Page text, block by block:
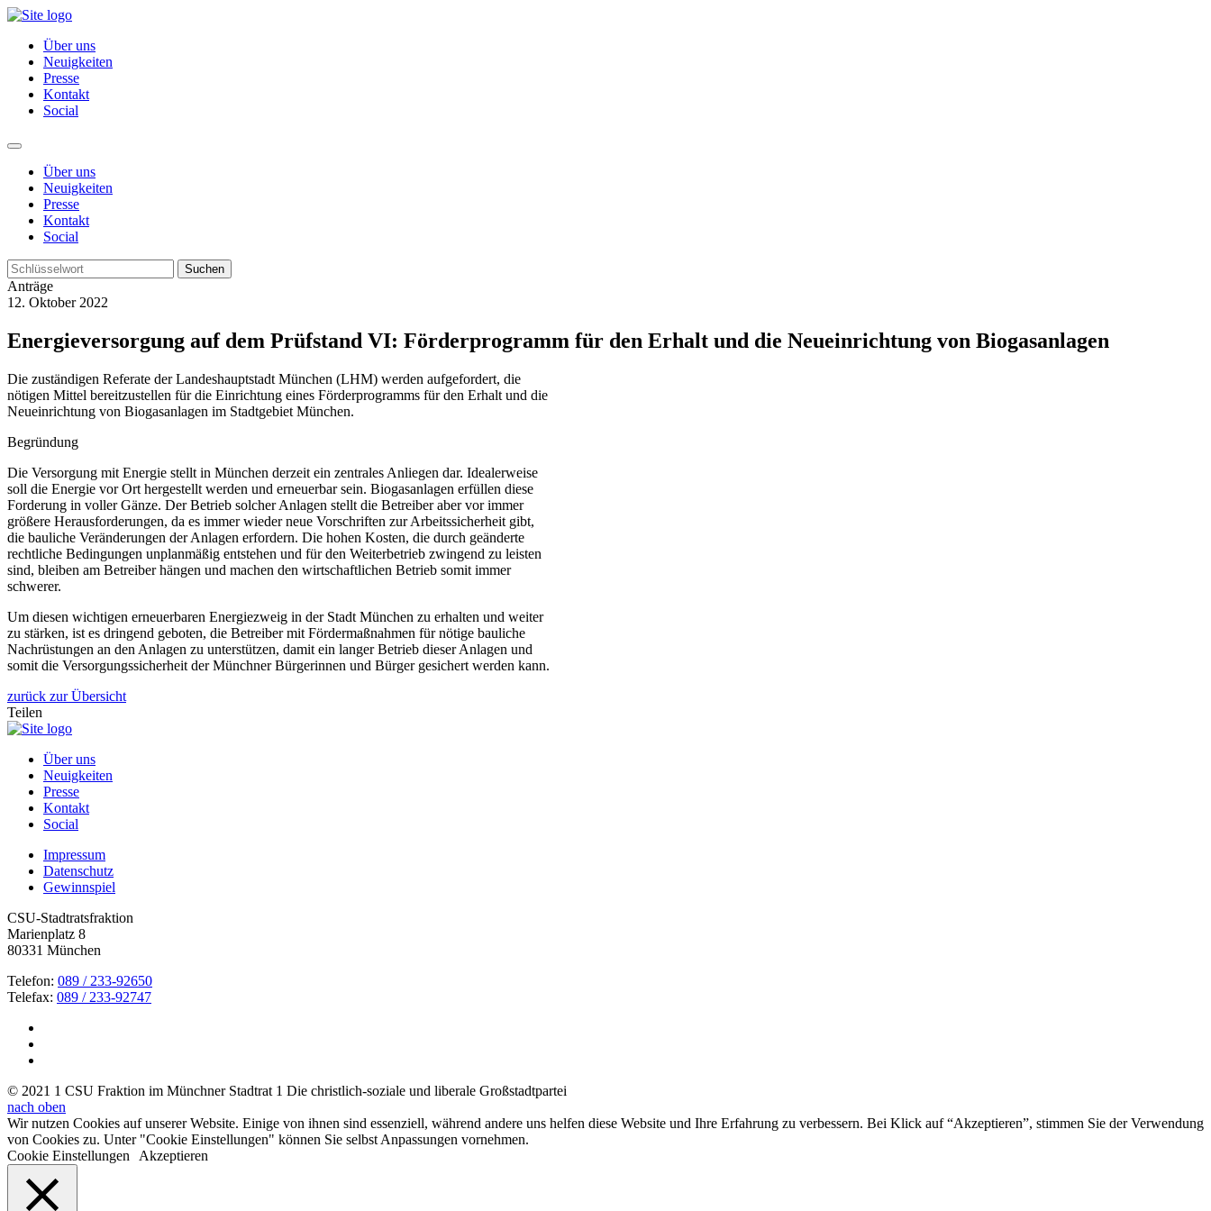
Über uns
Neuigkeiten
Presse
Kontakt
Social
Über uns
Neuigkeiten
Presse
Kontakt
Social
Suchen
Anträge
12. Oktober 2022
Energieversorgung auf dem Prüfstand VI: Förderprogramm für den Erhalt und die Neueinrichtung von Biogasanlagen
Die zuständigen Referate der Landeshauptstadt München (LHM) werden aufgefordert, die
nötigen Mittel bereitzustellen für die Einrichtung eines Förderprogramms für den Erhalt und die
Neueinrichtung von Biogasanlagen im Stadtgebiet München.
Begründung
Die Versorgung mit Energie stellt in München derzeit ein zentrales Anliegen dar. Idealerweise
soll die Energie vor Ort hergestellt werden und erneuerbar sein. Biogasanlagen erfüllen diese
Forderung in voller Gänze. Der Betrieb solcher Anlagen stellt die Betreiber aber vor immer
größere Herausforderungen, da es immer wieder neue Vorschriften zur Arbeitssicherheit gibt,
die bauliche Veränderungen der Anlagen erfordern. Die hohen Kosten, die durch geänderte
rechtliche Bedingungen unplanmäßig entstehen und für den Weiterbetrieb zwingend zu leisten
sind, bleiben am Betreiber hängen und machen den wirtschaftlichen Betrieb somit immer
schwerer.
Um diesen wichtigen erneuerbaren Energiezweig in der Stadt München zu erhalten und weiter
zu stärken, ist es dringend geboten, die Betreiber mit Fördermaßnahmen für nötige bauliche
Nachrüstungen an den Anlagen zu unterstützen, damit ein langer Betrieb dieser Anlagen und
somit die Versorgungssicherheit der Münchner Bürgerinnen und Bürger gesichert werden kann.
zurück zur Übersicht
Teilen
Über uns
Neuigkeiten
Presse
Kontakt
Social
Impressum
Datenschutz
Gewinnspiel
CSU-Stadtratsfraktion
Marienplatz 8
80331 München
Telefon: 089 / 233-92650
Telefax: 089 / 233-92747
© 2021 1 CSU Fraktion im Münchner Stadtrat 1 Die christlich-soziale und liberale Großstadtpartei
nach oben
Wir nutzen Cookies auf unserer Website. Einige von ihnen sind essenziell, während andere uns helfen diese Website und Ihre Erfahrung zu verbessern. Bei Klick auf “Akzeptieren”, stimmen Sie der Verwendung
von Cookies zu. Unter "Cookie Einstellungen" können Sie selbst Anpassungen vornehmen.
Cookie Einstellungen
Akzeptieren